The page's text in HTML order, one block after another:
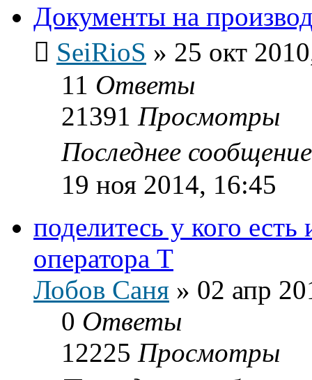
Документы на
SeiRioS » 25 окт
11 Ответы
21391 Просмотры
Последнее
19 ноя 2014, 16:45
поделитесь у кого
оператора Т
Лобов Саня » 02 апр
0 Ответы
12225 Просмотры